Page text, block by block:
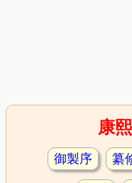
康
御製序 纂